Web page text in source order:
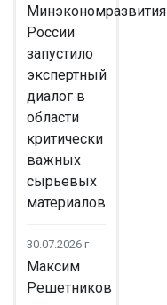
Минэкономразвития
России
запустило
экспертный
диалог в
области
критически
важных
сырьевых
материалов
30.07.2026 г
Максим
Решетников